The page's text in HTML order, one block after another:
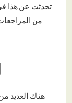
تحدثت عن هذا في
من
هناك العديد